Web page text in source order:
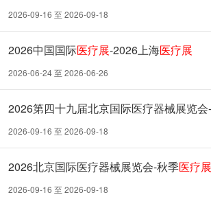
2026-09-16 至 2026-09-18
2026中国国际医疗展-2026上海医疗展
2026-06-24 至 2026-06-26
2026第四十九届北京国际医疗器械展览
2026-09-16 至 2026-09-18
2026北京国际医疗器械展览会-秋季医疗展
2026-09-16 至 2026-09-18